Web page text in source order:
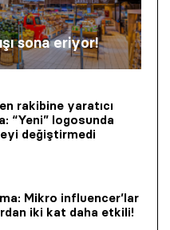
sona eriyor!
rakibine yaratıcı
“Yeni” logosunda
değiştirmedi
Mikro influencer’lar
iki kat daha etkili!